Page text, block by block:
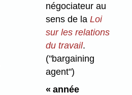
négociateur au
sens de la Loi
sur les relations
du travail.
("bargaining
agent")
« année